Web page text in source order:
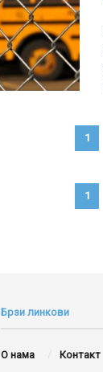
1
1
Брзи линкови
О нама Контакт